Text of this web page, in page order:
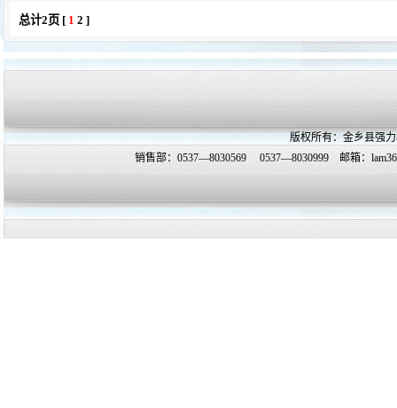
总计2页 [ 1 2 ]
版权所有：金乡县强
销售部：0537—8030569 0537—8030999 邮箱：